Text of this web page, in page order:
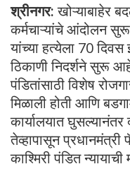
श्रीनगर:खोऱ्याबाहेर
कर्मचाऱ्यांचे आंदोलन
यांच्या हत्येला 70
ठिकाणी निदर्शने सुरू
पंडितांसाठी विशेष
मिळाली होती आणि
कार्यालयात घुसल्यानंतर
तेव्हापासून
काश्मिरी पंडित